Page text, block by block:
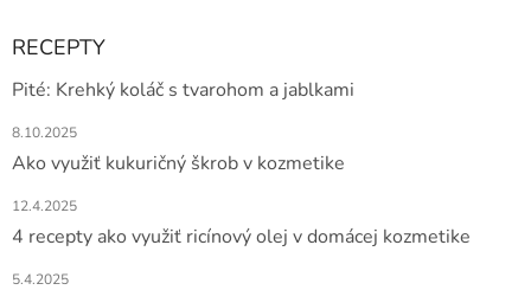
RECEPTY
Pité: Krehký koláč s tvarohom a jablkami
8.10.2025
Ako využiť kukuričný škrob v kozmetike
12.4.2025
4 recepty ako využiť ricínový olej v domácej kozmetike
5.4.2025